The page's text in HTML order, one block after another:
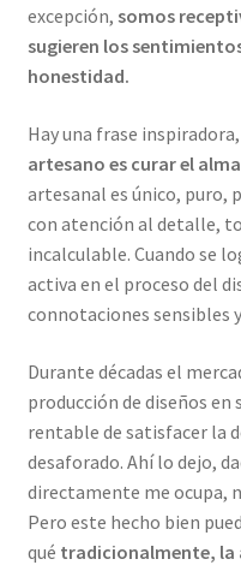
excepción, somos
sugieren los
honestidad.
Hay una frase
artesano es curar el
artesanal es único, puro,
con atención al detalle,
incalculable. Cuando se
activa en el proceso del
connotaciones sensibles
Durante décadas el
producción de diseños en
rentable de satisfacer la
desaforado. Ahí lo dejo,
directamente me ocupa,
Pero este hecho bien
qué tradicionalmente, la